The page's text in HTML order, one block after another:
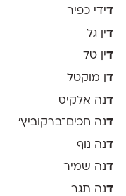
דידי כפיר
דין גל
דין טל
דן מוקטל
דנה אלקיס
דנה חכים־ברקוביץ׳
דנה נוף
דנה שמיר
דנה תגר